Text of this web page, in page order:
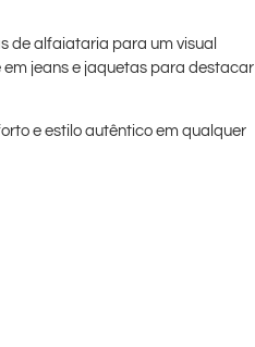
de alfaiataria para um visual
jeans e jaquetas para destacar
e estilo autêntico em qualquer